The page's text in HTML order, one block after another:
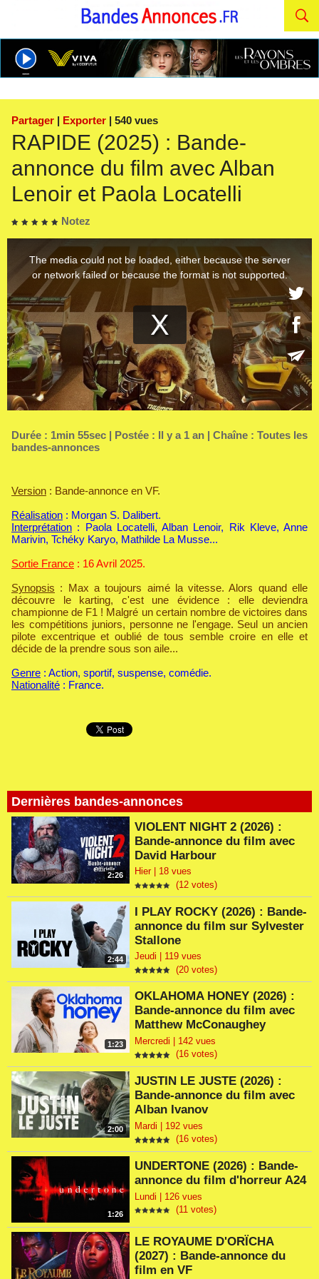
Partager | Exporter | 540 vues
RAPIDE (2025) : Bande-
annonce du film avec Alban
Lenoir et Paola Locatelli
Notez
Dernières bandes-annonces
2:26
VIOLENT NIGHT 2 (2026) :
Bande-annonce du film avec
David Harbour
Hier | 18 vues
(12 votes)
2:44
I PLAY ROCKY (2026) : Bande-
annonce du film sur Sylvester
Stallone
Jeudi | 119 vues
(20 votes)
1:23
OKLAHOMA HONEY (2026) :
Bande-annonce du film avec
Matthew McConaughey
Mercredi | 142 vues
(16 votes)
2:00
JUSTIN LE JUSTE (2026) :
Bande-annonce du film avec
Alban Ivanov
Mardi | 192 vues
(16 votes)
1:26
UNDERTONE (2026) : Bande-
annonce du film d'horreur A24
Lundi | 126 vues
(11 votes)
LE ROYAUME D'ORÏCHA
(2027) : Bande-annonce du
film en VF
Durée : 1min 55sec | Postée : Il y a 1 an | Chaîne : Toutes les
bandes-annonces
Version : Bande-annonce en VF.
Réalisation : Morgan S. Dalibert.
Interprétation : Paola Locatelli, Alban Lenoir, Rik Kleve, Anne
Marivin, Tchéky Karyo, Mathilde La Musse...
Sortie France : 16 Avril 2025.
Synopsis : Max a toujours aimé la vitesse. Alors quand elle
découvre le karting, c'est une évidence : elle deviendra
championne de F1 ! Malgré un certain nombre de victoires dans
les compétitions juniors, personne ne l'engage. Seul un ancien
pilote excentrique et oublié de tous semble croire en elle et
décide de la prendre sous son aile...
Genre : Action, sportif, suspense, comédie.
Nationalité : France.